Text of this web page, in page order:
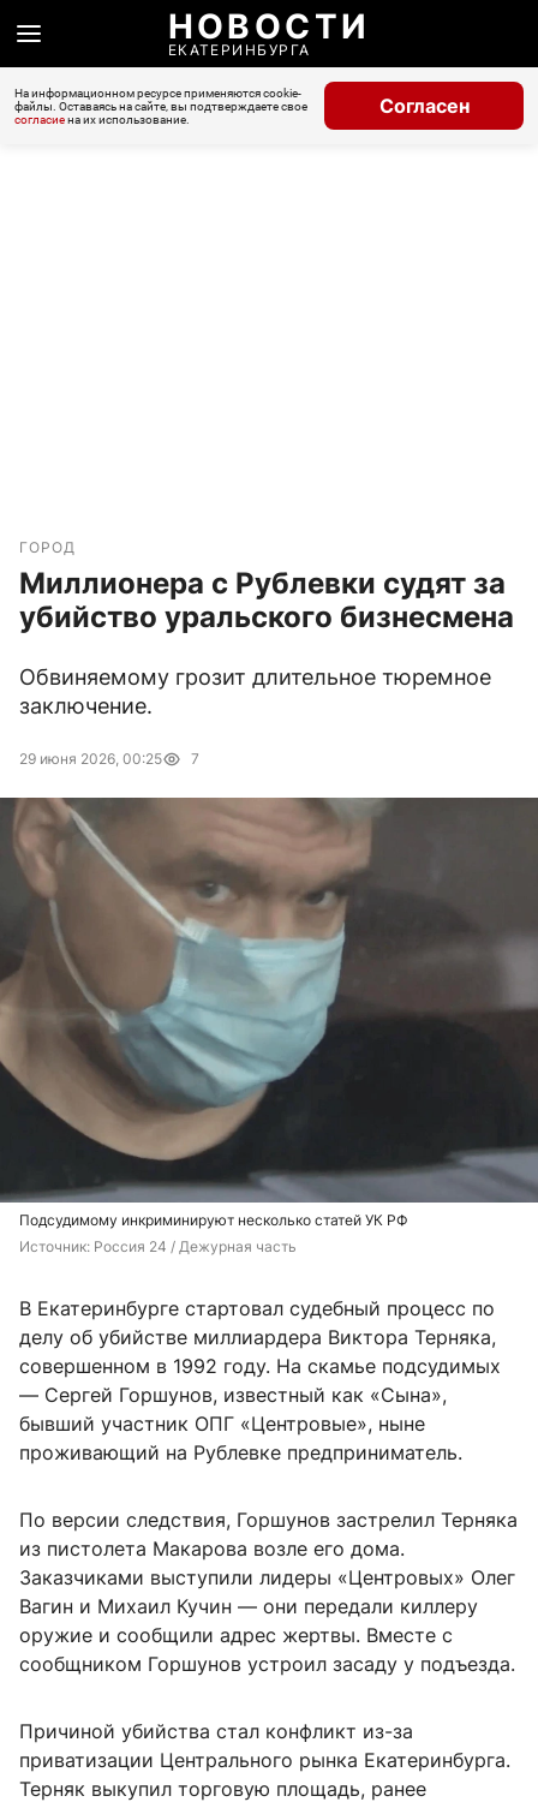
НОВОСТИ
ЕКАТЕРИНБУРГА
На информационном ресурсе применяются cookie-
файлы. Оставаясь на сайте, вы подтверждаете свое
согласиена их использование.
Согласен
ГОРОД
Миллионера с Рублевки судят за
убийство уральского бизнесмена
Обвиняемому грозит длительное тюремное
заключение.
29 июня 2026, 00:25 7
Подсудимому инкриминируют несколько статей УК РФ
Источник: Россия 24 / Дежурная часть
В Екатеринбурге стартовал судебный процесс по
делу об убийстве миллиардера Виктора Терняка,
совершенном в 1992 году. На скамье подсудимых
— Сергей Горшунов, известный как «Сына»,
бывший участник ОПГ «Центровые», ныне
проживающий на Рублевке предприниматель.
По версии следствия, Горшунов застрелил Терняка
из пистолета Макарова возле его дома.
Заказчиками выступили лидеры «Центровых» Олег
Вагин и Михаил Кучин — они передали киллеру
оружие и сообщили адрес жертвы. Вместе с
сообщником Горшунов устроил засаду у подъезда.
Причиной убийства стал конфликт из-за
приватизации Центрального рынка Екатеринбурга.
Терняк выкупил торговую площадь, ранее